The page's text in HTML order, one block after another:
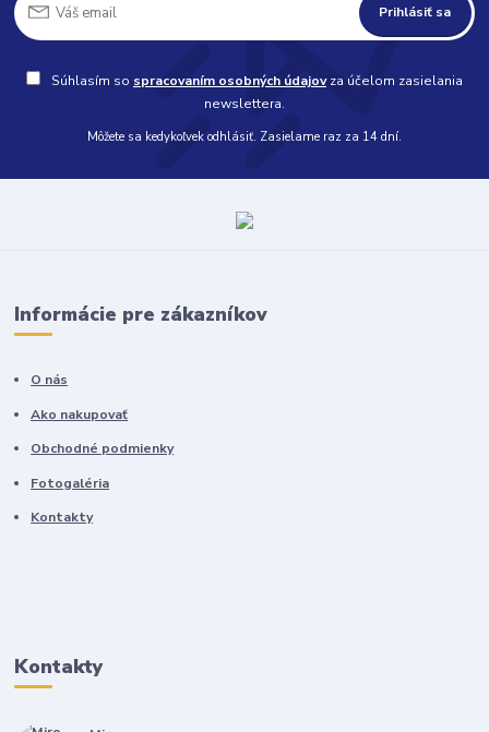
Prihlásiť sa
Súhlasím so spracovaním osobných údajovza účelom zasielania
newslettera.
Môžete sa kedykoľvek odhlásiť. Zasielame raz za 14 dní.
Informácie pre zákazníkov
O nás
Ako nakupovať
Obchodné podmienky
Fotogaléria
Kontakty
Kontakty